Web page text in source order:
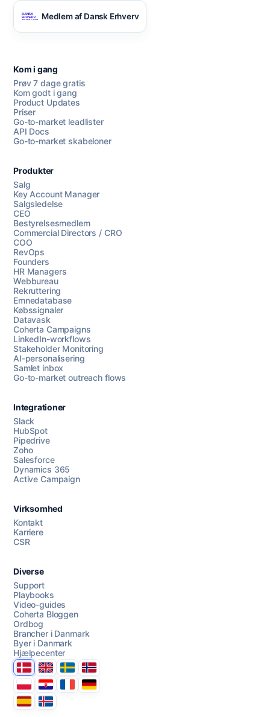
Chat med os
AI Campaign Assist
Medlem af Dansk Erhverv
Kom i gang
Prøv 7 dage gratis
Kom godt i gang
Product Updates
Priser
Go-to-market leadlister
API Docs
Go-to-market skabeloner
Produkter
Salg
Key Account Manager
Salgsledelse
CEO
Bestyrelsesmedlem
Commercial Directors / CRO
COO
RevOps
Founders
HR Managers
Webbureau
Rekruttering
Emnedatabase
Købssignaler
Datavask
Coherta Campaigns
LinkedIn-workflows
Stakeholder Monitoring
AI-personalisering
Samlet inbox
Go-to-market outreach flows
Integrationer
Slack
HubSpot
Pipedrive
Zoho
Salesforce
Dynamics 365
Active Campaign
Virksomhed
Kontakt
Karriere
CSR
Diverse
Support
Playbooks
Video-guides
Coherta Bloggen
Ordbog
Brancher i Danmark
Byer i Danmark
Hjælpecenter
DanmarkUnited Kingdom
SverigeNorge
PolskaHrvatskaFranceDeutschland
EspanaÍsland